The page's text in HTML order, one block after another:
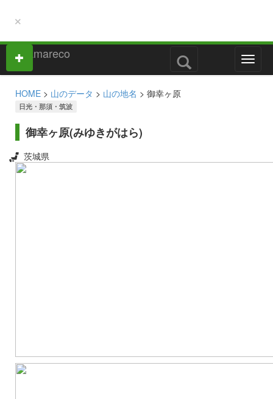
×
M
e
HOME > 山のデータ > 山の地名 > 御幸ヶ原
日光・那須・筑波
御幸ヶ原(みゆきがはら)
茨城県